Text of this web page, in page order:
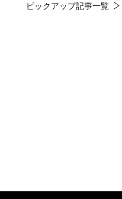
ピックアップ記事一覧